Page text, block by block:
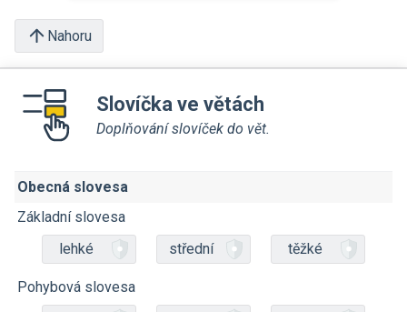
Nahoru
Slovíčka ve větách
Doplňování slovíček do vět.
Obecná slovesa
Základní slovesa
lehké
střední těžké
Pohybová slovesa